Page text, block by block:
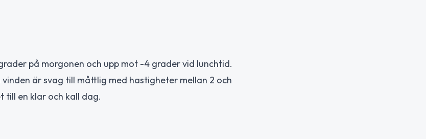
på morgonen och upp mot -4 grader vid lunchtid.
är svag till måttlig med hastigheter mellan 2 och
till en klar och kall dag.